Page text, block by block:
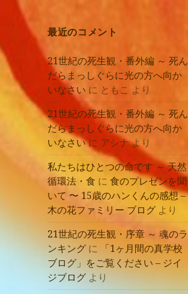
ポ
ー
ト
最近のコメント
21世紀の死生観・番外編 ～ 死ん
だらまっしぐらに光の方へ向か
いなさい に ともこ より
21世紀の死生観・番外編 ～ 死ん
だらまっしぐらに光の方へ向か
いなさいに アシナより
私たちはひとつの命です ～ 天然
循環法・食 に食のプレゼンを聞
いて 〜 15歳のハンくんの感想 –
木の花ファミリー ブログ より
21世紀の死生観・序章 ～ 魂のラ
ンキング に
「1ヶ月間の真学校
ブログ」をご覧ください – ジイ
ジブログより